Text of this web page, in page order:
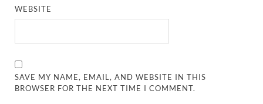
WEBSITE
SAVE MY NAME, EMAIL, AND WEBSITE IN THIS
BROWSER FOR THE NEXT TIME I COMMENT.